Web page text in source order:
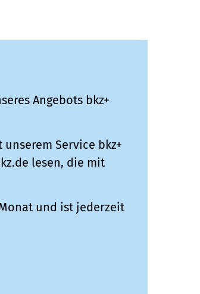
Angebots bkz+
Service bkz+
lesen, die mit
und ist jederzeit